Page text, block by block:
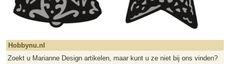
Hobbynu.nl
Zoekt u Marianne Design artikelen, maar kunt u ze niet bij ons vinden?